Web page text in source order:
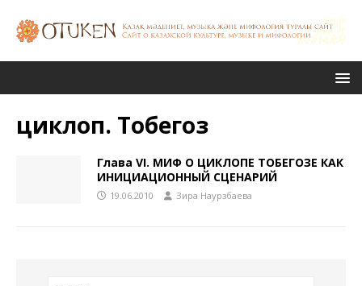
циклоп. Тобегоз
Глава VI. МИФ О ЦИКЛОПЕ ТОБЕГОЗЕ КАК
ИНИЦИАЦИОННЫЙ СЦЕНАРИЙ
19.06.2010 Зира Наурзбаева